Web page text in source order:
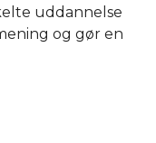
uddannelse
og gør en